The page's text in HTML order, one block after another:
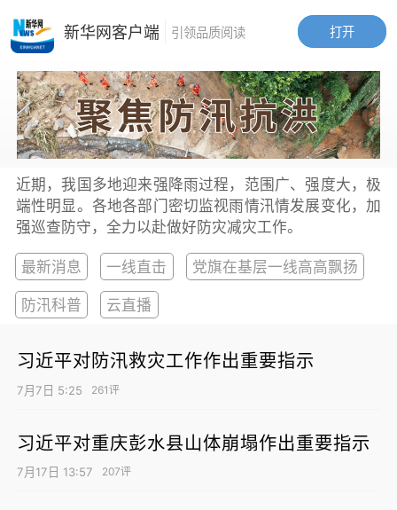
近期，我国多地迎来强降雨过程，范围广、强度大，极
端性明显。各地各部门密切监视雨情汛情发展变化，加
强巡查防守，全力以赴做好防灾减灾工作。
最新消息
一线直击
党旗在基层一线高高飘扬
防汛科普
云直播
习近平对防汛救灾工作作出重要指示
7月7日 5:25 261评
习近平对重庆彭水县山体崩塌作出重要指示
7月17日 13:57 207评
打开
新华网客户端 引领品质阅读